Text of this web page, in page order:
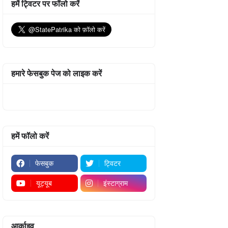
हमें ट्विटर पर फॉलो करें
हमारे फेसबुक पेज को लाइक करें
हमें फॉलो करें
फेसबुक ट्विटर
यूट्यूब इंस्टाग्राम